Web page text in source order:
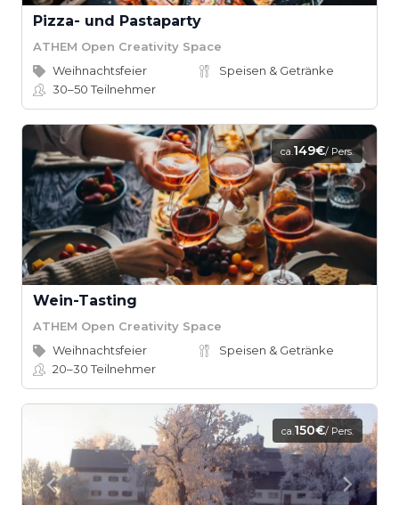
Pizza- und Pastaparty
ATHEM Open Creativity Space
Weihnachtsfeier
Speisen & Getränke
30–50Teilnehmer
ca.149€/ Pers.
Wein-Tasting
ATHEM Open Creativity Space
Weihnachtsfeier
Speisen & Getränke
20–30Teilnehmer
ca.150€/ Pers.